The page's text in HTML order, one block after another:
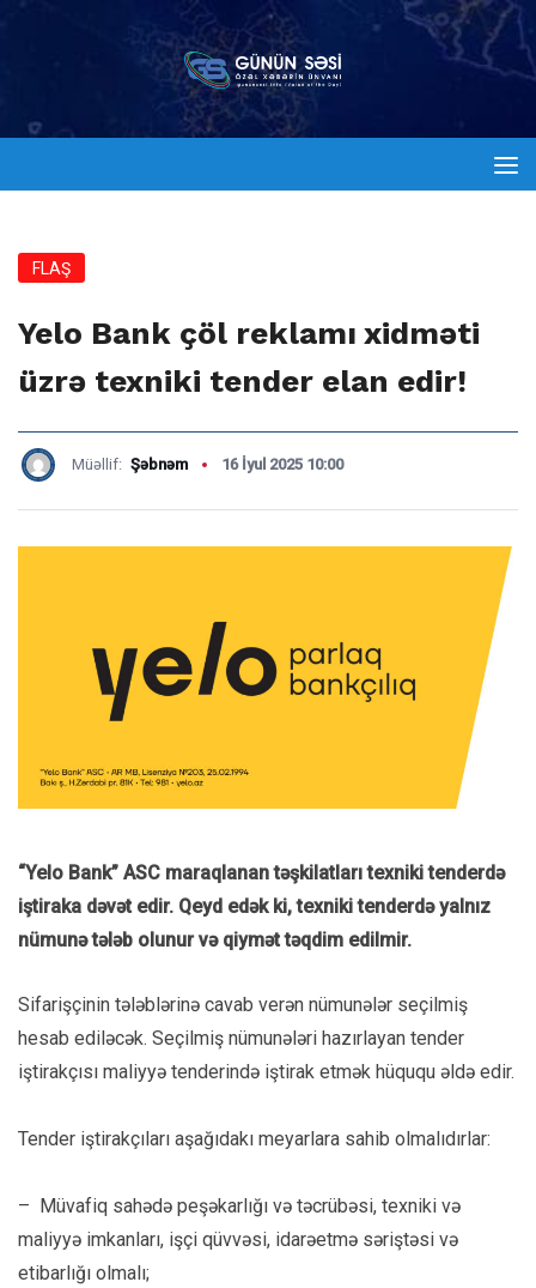
FLAŞ
Yelo Bank çöl reklamı xidməti
üzrə texniki tender elan edir!
Müəllif: Şəbnəm 16 İyul 2025 10:00
“Yelo Bank” ASC maraqlanan təşkilatları texniki tenderdə
iştiraka dəvət edir. Qeyd edək ki, texniki tenderdə yalnız
nümunə tələb olunur və qiymət təqdim edilmir.
Sifarişçinin tələblərinə cavab verən nümunələr seçilmiş
hesab ediləcək. Seçilmiş nümunələri hazırlayan tender
iştirakçısı maliyyə tenderində iştirak etmək hüququ əldə edir.
Tender iştirakçıları aşağıdakı meyarlara sahib olmalıdırlar:
– Müvafiq sahədə peşəkarlığı və təcrübəsi, texniki və
maliyyə imkanları, işçi qüvvəsi, idarəetmə səriştəsi və
etibarlığı olmalı;